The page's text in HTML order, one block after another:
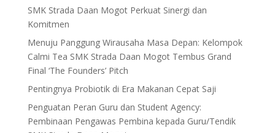
SMK Strada Daan Mogot Perkuat Sinergi dan
Komitmen
Menuju Panggung Wirausaha Masa Depan: Kelompok
Calmi Tea SMK Strada Daan Mogot Tembus Grand
Final ‘The Founders’ Pitch
Pentingnya Probiotik di Era Makanan Cepat Saji
Penguatan Peran Guru dan Student Agency:
Pembinaan Pengawas Pembina kepada Guru/Tendik